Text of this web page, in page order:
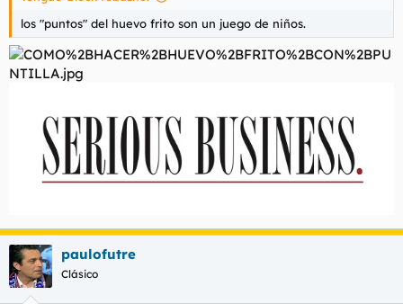
los "puntos" del huevo frito son un juego de niños.
paulofutre
Clásico